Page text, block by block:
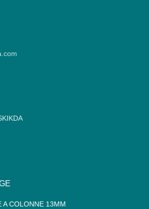
A COLONNE 13MM